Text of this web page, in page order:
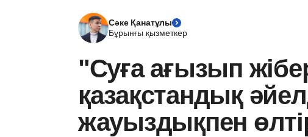
Сәке Қанатұлы
Бұрынғы қызметкер
"Суға ағызып
қазақстандық
жауыздықпен